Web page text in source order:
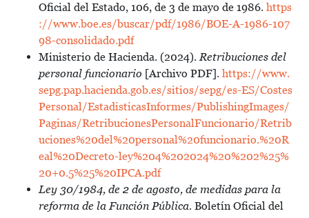
Oficial del Estado, 106, de 3 de mayo de 1986. https
://www.boe.es/buscar/pdf/1986/BOE-A-1986-107
98-consolidado.pdf
Ministerio de Hacienda. (2024).Retribuciones del
personal funcionario [Archivo PDF]. https://www.
sepg.pap.hacienda.gob.es/sitios/sepg/es-ES/Costes
Personal/EstadisticasInformes/PublishingImages/
Paginas/RetribucionesPersonalFuncionario/Retrib
uciones%20del%20personal%20funcionario.%20R
eal%20Decreto-ley%204%202024%20%202%25%
20+0.5%25%20IPCA.pdf
Ley 30/1984, de 2 de agosto, de medidas para la
reforma de la Función Pública. Boletín Oficial del